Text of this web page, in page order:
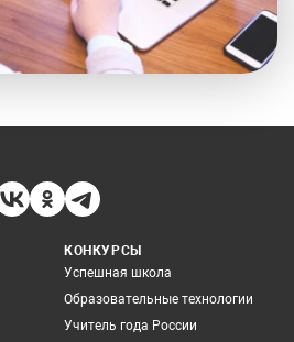
КОНКУРСЫ
Успешная школа
Образовательные технологии
Учитель года России